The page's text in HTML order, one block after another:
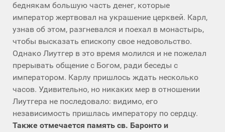
беднякам большую часть денег, которые
император жертвовал на украшение церквей. Карл,
узнав об этом, разгневался и поехал в монастырь,
чтобы высказать епископу свое недовольство.
Однако Лиутгер в это время молился и не пожелал
прерывать общение с Богом, ради беседы с
императором. Карлу пришлось ждать несколько
часов. Удивительно, но никаких мер в отношении
Лиутгера не последовало: видимо, его
независимость пришлась императору по сердцу.
Также отмечается память св. Баронто и